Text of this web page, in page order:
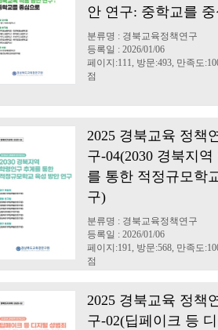
안 연구: 중학교를
분류명 : 경북교육정책연구
등록일 : 2026/01/06
페이지:111, 방문:493, 만족도
점
2025 경북교육 정책
구-04(2030 경북지역
를 통한 적정규모학
구)
분류명 : 경북교육정책연구
등록일 : 2026/01/06
페이지:191, 방문:568, 만족도
점
2025 경북교육 정책
구-02(딥페이크 등